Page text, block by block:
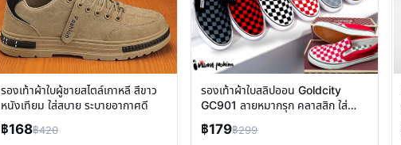
รองเท้าผ้าใบผู้ชายสไตล์เกาหลี สีขาว
หนังเทียม ใส่สบาย ระบายอากาศดี
฿168฿420
รองเท้าผ้าใบสลิปออน Goldcity
GC901 ลายหมากรุก คลาสสิก ใส่
สบาย
฿179฿299